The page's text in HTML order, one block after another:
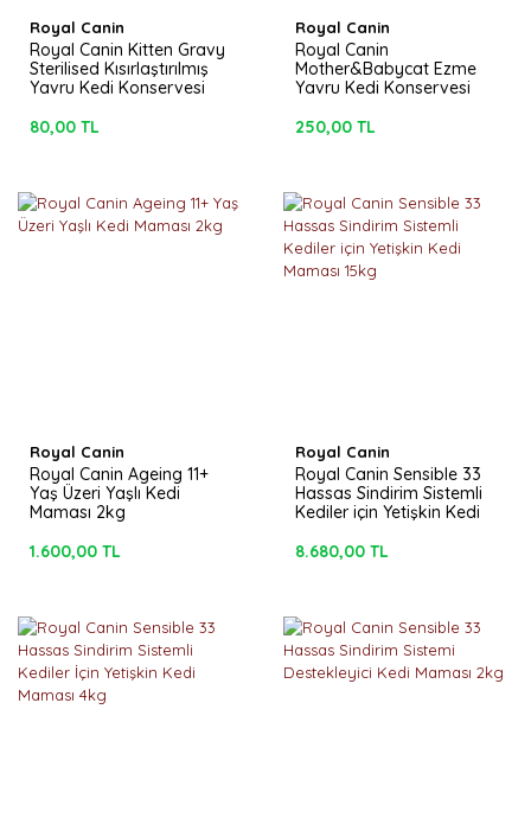
Royal Canin
Royal Canin Kitten Gravy
Sterilised Kısırlaştırılmış
Yavru Kedi Konservesi
80,00 TL
Royal Canin
Royal Canin
Mother&Babycat Ezme
Yavru Kedi Konservesi
250,00 TL
Royal Canin
Royal Canin Ageing 11+
Yaş Üzeri Yaşlı Kedi
Maması 2kg
1.600,00 TL
Royal Canin
Royal Canin Sensible 33
Hassas Sindirim Sistemli
Kediler için Yetişkin Kedi
8.680,00 TL